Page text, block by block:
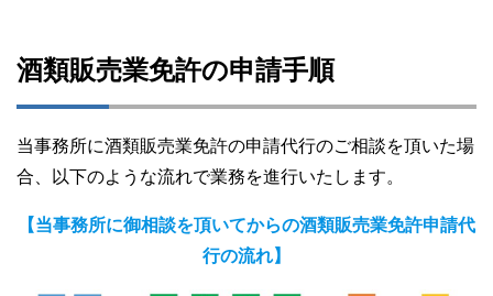
酒類販売業免許の申請手順
当事務所に酒類販売業免許の申請代行のご相談を頂いた場
合、以下のような流れで業務を進行いたします。
【当事務所に御相談を頂いてからの酒類販売業免許申請代
行の流れ】